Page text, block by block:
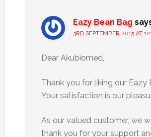
Eazy Bean Bag
3RD SEPTEMBER 2015 AT
Dear Akubiomed,
Thank you for liking our Eazy
Your satisfaction is our
As our valued customer, we
thank you for your support